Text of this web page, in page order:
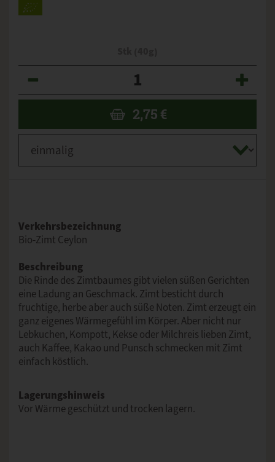
2,75 €
Verkehrsbezeichnung
Bio-Zimt Ceylon
Beschreibung
Die Rinde des Zimtbaumes gibt vielen süßen Gerichten
eine Ladung an Geschmack. Zimt besticht durch
fruchtige, herbe aber auch süße Noten. Zimt erzeugt ein
ganz eigenes Wärmegefühl im Körper. Aber nicht nur
Lebkuchen, Kompott, Kekse oder Milchreis lieben Zimt,
auch Kaffee, Kakao und Punsch schmecken mit Zimt
einfach köstlich.
Lagerungshinweis
Vor Wärme geschützt und trocken lagern.